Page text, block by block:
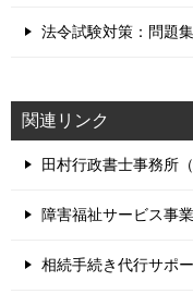
法令試験対策：問題
関連リンク
田村行政書士事務所
障害福祉サービス事
相続手続き代行サポ